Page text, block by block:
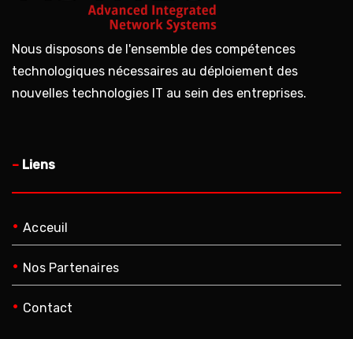
Nous disposons de l'ensemble des compétences
technologiques nécessaires au déploiement des
nouvelles technologies IT au sein des entreprises.
– Liens
• Acceuil
• Nos Partenaires
• Contact